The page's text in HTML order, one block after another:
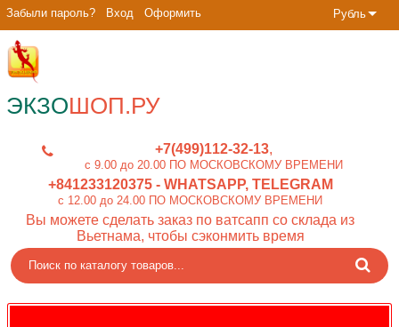
Рубль
Забыли пароль? Вход Оформить
ЭКЗОШОП.РУ
+7(499)112-32-13
c 9.00 до 20.00 ПО МОСКОВСКОМУ ВРЕМЕНИ
+841233120375- WHATSAPP, TELEGRAM
c 12.00 до 24.00 ПО МОСКОВСКОМУ ВРЕМЕНИ
Вы можете сделать заказ по ватсапп со склада из
Вьетнама, чтобы сэконмить время